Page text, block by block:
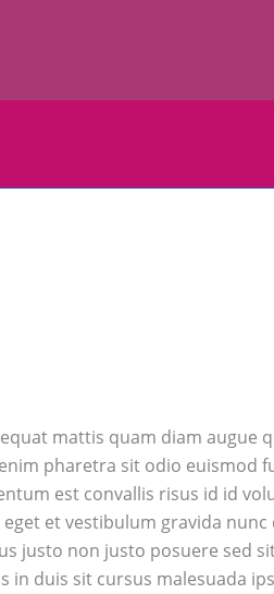
mattis quam diam augue
pharetra sit odio euismod
est convallis risus id id
et vestibulum gravida nunc
justo non justo posuere sed
in duis sit cursus malesuada